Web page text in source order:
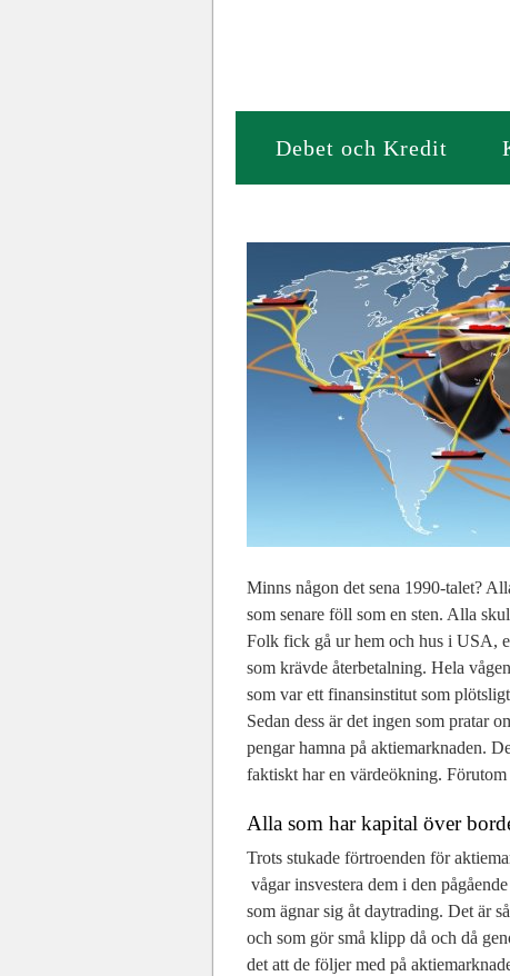
Debet och Kredit
Minns någon det sena 1990-talet?
som senare föll som en sten. Alla
Folk fick gå ur hem och hus i USA,
som krävde återbetalning. Hela
som var ett finansinstitut som
Sedan dess är det ingen som pratar
pengar hamna på aktiemarknaden.
faktiskt har en värdeökning. Förutom
Alla som har kapital över
Trots stukade förtroenden för
vågar insvestera dem i den
som ägnar sig åt daytrading. Det är
och som gör små klipp då och då
det att de följer med på